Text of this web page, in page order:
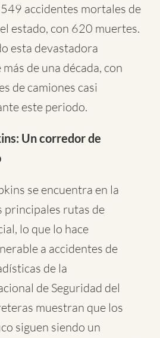
accidentes mortales de
estado, con 620 muertes.
esta devastadora
de una década, con
de camiones casi
este periodo.
Un corredor de
se encuentra en la
principales rutas de
lo que lo hace
a accidentes de
de la
de Seguridad del
muestran que los
siguen siendo un